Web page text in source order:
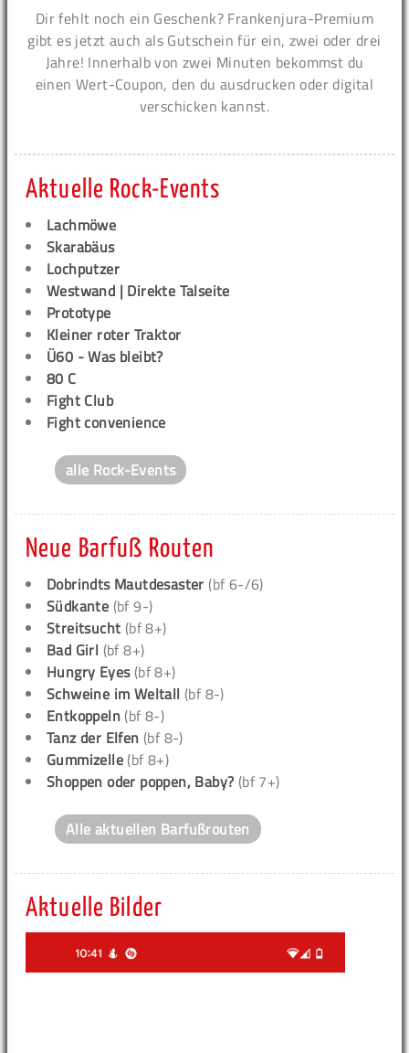
Dir fehlt noch ein Geschenk? Frankenjura-Premium
gibt es jetzt auch als Gutschein für ein, zwei oder drei
Jahre! Innerhalb von zwei Minuten bekommst du
einen Wert-Coupon, den du ausdrucken oder digital
verschicken kannst.
Aktuelle Rock-Events
Lachmöwe
Skarabäus
Lochputzer
Westwand | Direkte Talseite
Prototype
Kleiner roter Traktor
Ü60 - Was bleibt?
80 C
Fight Club
Fight convenience
alle Rock-Events
Neue Barfuß Routen
Dobrindts Mautdesaster (bf 6-/6)
Südkante (bf 9-)
Streitsucht (bf 8+)
Bad Girl (bf 8+)
Hungry Eyes(bf 8+)
Schweine im Weltall (bf 8-)
Entkoppeln (bf 8-)
Tanz der Elfen (bf 8-)
Gummizelle (bf 8+)
Shoppen oder poppen, Baby? (bf 7+)
Alle aktuellen Barfußrouten
Aktuelle Bilder